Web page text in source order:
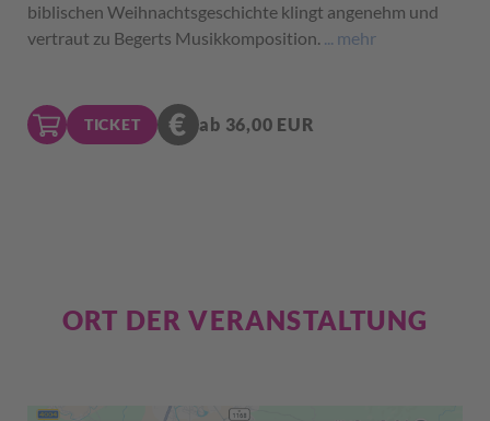
biblischen Weihnachtsgeschichte klingt angenehm und
vertraut zu Begerts Musikkomposition. ... mehr
TICKET ab 36,00 EUR
ORT DER VERANSTALTUNG